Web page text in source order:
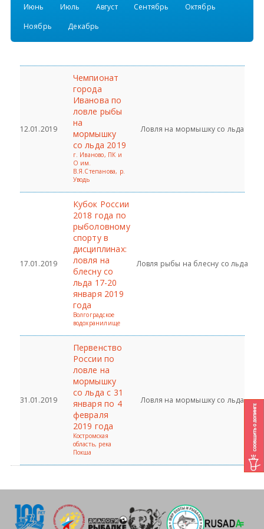
Июнь
Июль Август Сентябрь
Октябрь
Ноябрь
Декабрь
12.01.2019
Чемпионат
города
Иванова по
ловле рыбы
на
мормышку
со льда 2019
г. Иваново, ПК и
О им.
В.Я.Степанова, р.
Уводь
Ловля на мормышку со льда
17.01.2019
Кубок России
2018 года по
рыболовному
спорту в
дисциплинах:
ловля на
блесну со
льда 17-20
января 2019
года
Волгоградское
водохранилище
Ловля рыбы на блесну со льда
31.01.2019
Первенство
России по
ловле на
мормышку
со льда с 31
января по 4
февраля
2019 года
Костромская
область, река
Покша
Ловля на мормышку со льда
Всероссийские правила